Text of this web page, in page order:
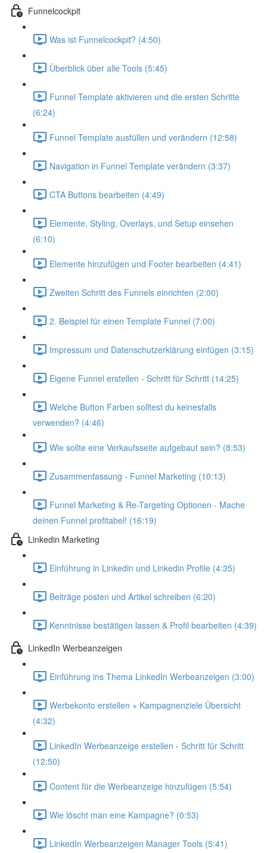
Funnelcockpit
Was ist Funnelcockpit? (4:50)
Überblick über alle Tools (5:45)
Funnel Template aktivieren und die ersten Schritte
(6:24)
Funnel Template ausfüllen und verändern (12:58)
Navigation in Funnel Template verändern (3:37)
CTA Buttons bearbeiten (4:49)
Elemente, Styling, Overlays, und Setup einsehen
(6:10)
Elemente hinzufügen und Footer bearbeiten (4:41)
Zweiten Schritt des Funnels einrichten (2:00)
2. Beispiel für einen Template Funnel (7:00)
Impressum und Datenschutzerklärung einfügen (3:15)
Eigene Funnel erstellen - Schritt für Schritt (14:25)
Welche Button Farben solltest du keinesfalls
verwenden? (4:46)
Wie sollte eine Verkaufsseite aufgebaut sein? (8:53)
Zusammenfassung - Funnel Marketing (10:13)
Funnel Marketing & Re-Targeting Optionen - Mache
deinen Funnel profitabel! (16:19)
Linkedin Marketing
Einführung in Linkedin und Linkedin Profile (4:35)
Beiträge posten und Artikel schreiben (6:20)
Kenntnisse bestätigen lassen & Profil bearbeiten (4:39)
LinkedIn Werbeanzeigen
Einführung ins Thema LinkedIn Werbeanzeigen (3:00)
Werbekonto erstellen + Kampagnenziele Übersicht
(4:32)
LinkedIn Werbeanzeige erstellen - Schritt für Schritt
(12:50)
Content für die Werbeanzeige hinzufügen (5:54)
Wie löscht man eine Kampagne? (0:53)
LinkedIn Werbeanzeigen Manager Tools (5:41)